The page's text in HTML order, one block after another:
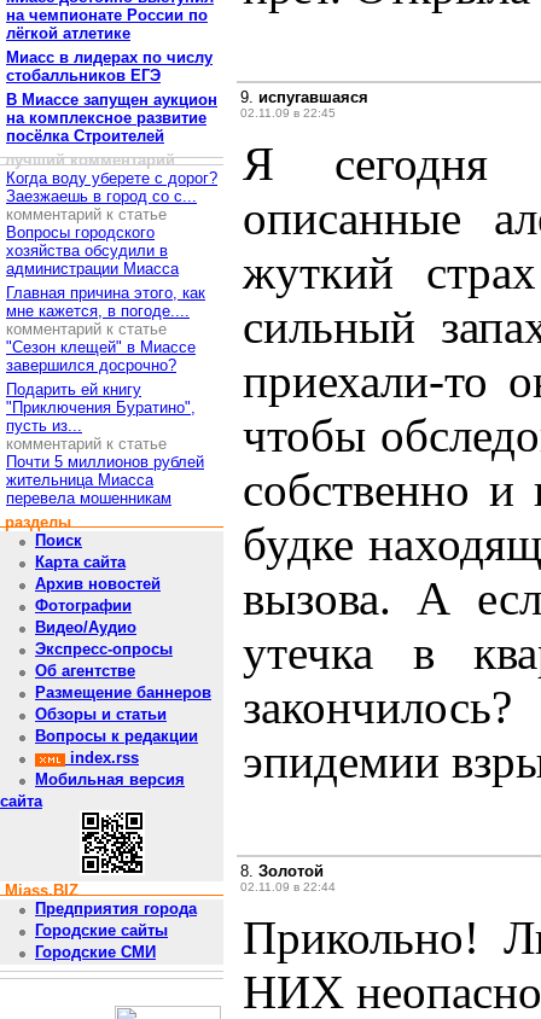
на чемпионате России по
лёгкой атлетике
Миасс в лидерах по числу
стобалльников ЕГЭ
В Миассе запущен аукцион
на комплексное развитие
посёлка Строителей
лучший комментарий
Когда воду уберете с дорог?
Заезжаешь в город со с...
комментарий к статье
Вопросы городского
хозяйства обсудили в
администрации Миасса
Главная причина этого, как
мне кажется, в погоде....
комментарий к статье
"Сезон клещей" в Миассе
завершился досрочно?
Подарить ей книгу
"Приключения Буратино",
пусть из...
комментарий к статье
Почти 5 миллионов рублей
жительница Миасса
перевела мошенникам
разделы
Поиск
Карта сайта
Архив новостей
Фотографии
Видео/Аудио
Экспресс-опросы
Об агентстве
Размещение баннеров
Обзоры и статьи
Вопросы к редакции
index.rss
Мобильная версия
сайта
Miass.BIZ
Предприятия города
Городские сайты
Городские СМИ
9. испугавшаяся
02.11.09 в 22:45
Я сегодня
описанные
жуткий
сильный
приехали-то
чтобы
собственно и
будке
вызова. А
утечка в
эпидемии
8. Золотой
02.11.09 в 22:44
Прикольно!
НИХ